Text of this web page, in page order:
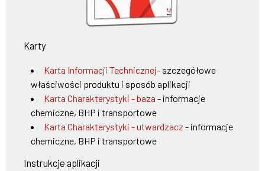
Karty
Karta Informacji Technicznej- szczegółowe
właściwości produktu i sposób aplikacji
Karta Charakterystyki - baza - informacje
chemiczne, BHP i transportowe
Karta Charakterystyki - utwardzacz - informacje
chemiczne, BHP i transportowe
Instrukcje aplikacji